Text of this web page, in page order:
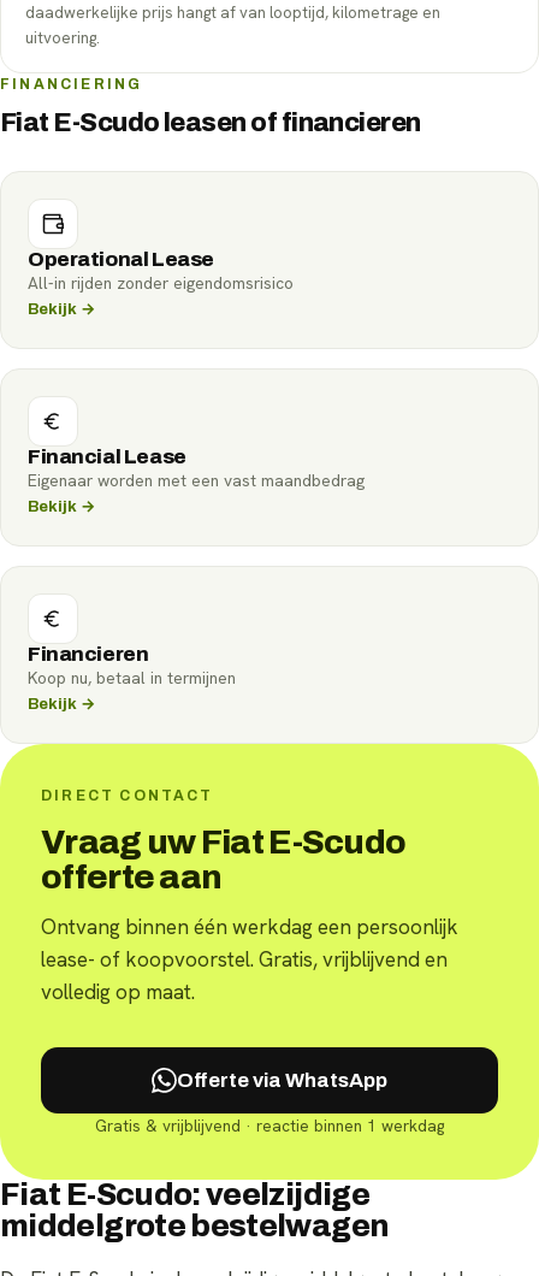
daadwerkelijke prijs hangt af van looptijd, kilometrage en
uitvoering.
FINANCIERING
Fiat E-Scudo leasen of financieren
Operational Lease
All-in rijden zonder eigendomsrisico
Bekijk →
Financial Lease
Eigenaar worden met een vast maandbedrag
Bekijk →
Financieren
Koop nu, betaal in termijnen
Bekijk →
DIRECT CONTACT
Vraag uw Fiat E-Scudo
offerte aan
Ontvang binnen één werkdag een persoonlijk
lease- of koopvoorstel. Gratis, vrijblijvend en
volledig op maat.
Offerte via WhatsApp
Gratis & vrijblijvend · reactie binnen 1 werkdag
Fiat E-Scudo: veelzijdige
middelgrote bestelwagen